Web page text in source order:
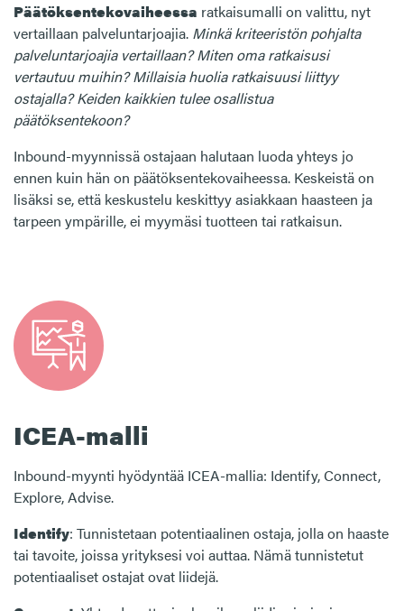
Päätöksentekovaiheessa ratkaisumalli on valittu, nyt
vertaillaan palveluntarjoajia. Minkä kriteeristön pohjalta
palveluntarjoajia vertaillaan? Miten oma ratkaisusi
vertautuu muihin? Millaisia huolia ratkaisuusi liittyy
ostajalla? Keiden kaikkien tulee osallistua
päätöksentekoon?
Inbound-myynnissä ostajaan halutaan luoda yhteys jo
ennen kuin hän on päätöksentekovaiheessa. Keskeistä on
lisäksi se, että keskustelu keskittyy asiakkaan haasteen ja
tarpeen ympärille, ei myymäsi tuotteen tai ratkaisun.
ICEA-malli
Inbound-myynti hyödyntää ICEA-mallia: Identify, Connect,
Explore, Advise.
Identify: Tunnistetaan potentiaalinen ostaja, jolla on haaste
tai tavoite, joissa yrityksesi voi auttaa. Nämä tunnistetut
potentiaaliset ostajat ovat liidejä.